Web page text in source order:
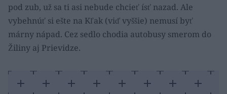
pod zub, už sa ti asi nebude chcieť ísť nazad. Ale
vybehnúť si ešte na Kľak (viď vyššie) nemusí byť
márny nápad. Cez sedlo chodia autobusy smerom do
Žiliny aj Prievidze.